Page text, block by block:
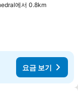
에서 0.8km
요금 보기